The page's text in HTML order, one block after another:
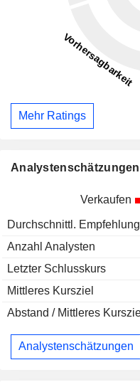
Mehr Ratings
Analystenschätzungen
Verkaufen
Durchschnittl. Empfehlung
Anzahl Analysten
Letzter Schlusskurs
Mittleres Kursziel
Abstand / Mittleres
Analystenschätzungen